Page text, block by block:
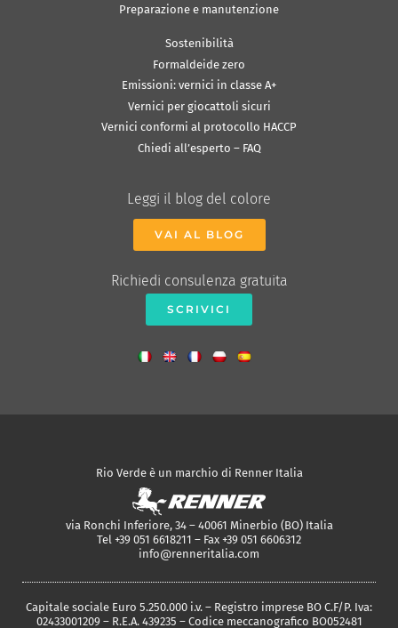
Preparazione e manutenzione
Sostenibilità
Formaldeide zero
Emissioni: vernici in classe A+
Vernici per giocattoli sicuri
Vernici conformi al protocollo HACCP
Chiedi all’esperto – FAQ
Leggi il blog del colore
VAI AL BLOG
Richiedi consulenza gratuita
SCRIVICI
Rio Verde è un marchio di Renner Italia
via Ronchi Inferiore, 34 – 40061 Minerbio (BO) Italia
Tel +39 051 6618211 – Fax +39 051 6606312
info@renneritalia.com
Capitale sociale Euro 5.250.000 i.v. – Registro imprese BO C.F/P. Iva:
02433001209 – R.E.A. 439235 – Codice meccanografico BO052481